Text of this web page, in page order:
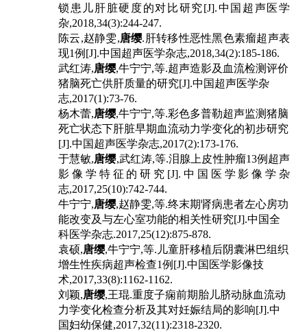
锁患儿肝脏硬度的对比研究 [J].中国超声医学
杂,2018,34(3):244-247.
陈云,赵静雯,唐缨. 肝转移性恶性黑色素瘤超声表
现1例 [J].中国超声医学杂志,2018,34(2):185-186.
武红涛,唐缨,牛宁宁,等.超声造影及血流检测评价
猪脑死亡供肝质量的研究[J].中国超声医学杂
志,2017(1):73-76.
杨木蕾,唐缨,牛宁宁,等.彩色多普勒超声监测猪脑
死亡状态下肝脏早期血流动力学变化的初步研究
[J].中国超声医学杂志,2017(2):173-176.
于慧敏,唐缨,武红涛,等.泪腺上皮性肿瘤13例超声
影像学特征的研究 [J]. 中国医学影像学杂
志,2017,25(10):742-744.
牛宁宁,唐缨,赵静雯,等.终末期肾病患者左心房功
能改变及与左心室功能的相关性研究[J].中国全
科医学杂志.2017,25(12):875-878.
袁硕,唐缨,牛宁宁,等. 儿童肝移植后阴囊淋巴组织
增生性疾病超声检查1例 [J].中国医学影像技
术,2017,33(8):1162-1162.
刘颖,唐缨,王琨.重度子痫前期胎儿脐动脉血流动
力学变化检查分析及其对妊娠结局的影响[J].中
国妇幼保健,2017,32(11):2318-2320.